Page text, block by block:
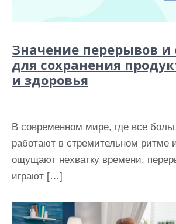
Значение перерывов и
для сохранения
и здоровья
В современном мире, где все
работают в стремительном ритме
ощущают нехватку времени,
играют […]